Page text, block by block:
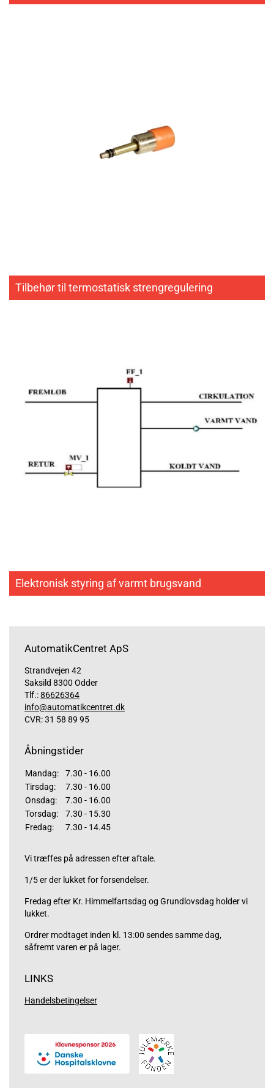
Tilbehør til termostatisk strengregulering
Elektronisk styring af varmt brugsvand
AutomatikCentret ApS
Strandvejen 42
Saksild 8300 Odder
Tlf.:86626364
info@automatikcentret.dk
CVR: 31 58 89 95
Åbningstider
Mandag:
7.30 - 16.00
Tirsdag:
7.30 - 16.00
Onsdag:
7.30 - 16.00
Torsdag:
7.30 - 15.30
Fredag:
7.30 - 14.45
Vi træffes på adressen efter aftale.
1/5 er der lukket for forsendelser.
Fredag efter Kr. Himmelfartsdag og Grundlovsdag holder vi
lukket.
Ordrer modtaget inden kl. 13:00 sendes samme dag,
såfremt varen er på lager.
LINKS
Handelsbetingelser